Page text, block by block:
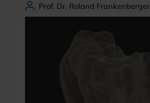
Prof. Dr. Roland Frankenberger